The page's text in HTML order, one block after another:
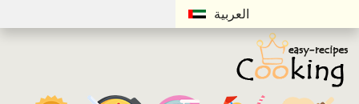
العربية